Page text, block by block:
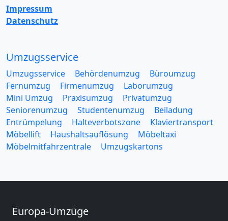
Impressum
Datenschutz
Umzugsservice
Umzugsservice Behördenumzug
Büroumzug
Fernumzug
Firmenumzug
Laborumzug
Mini Umzug
Praxisumzug
Privatumzug
Seniorenumzug
Studentenumzug
Beiladung
Entrümpelung
Halteverbotszone
Klaviertransport
Möbellift
Haushaltsauflösung
Möbeltaxi
Möbelmitfahrzentrale
Umzugskartons
Europa-Umzüge